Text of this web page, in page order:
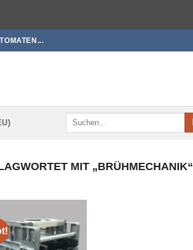
Suchen
MIT „BRÜHMECHANIK“